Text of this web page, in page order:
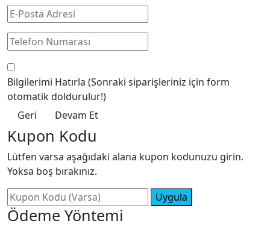
Bilgilerimi Hatırla (Sonraki siparişleriniz için form
otomatik doldurulur!)
Geri
Devam Et
Kupon Kodu
Lütfen varsa aşağıdaki alana kupon kodunuzu girin.
Yoksa boş bırakınız.
Uygula
Ödeme Yöntemi